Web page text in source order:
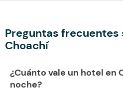
Preguntas frecuentes
Choachí
¿Cuánto vale un hotel en
noche?